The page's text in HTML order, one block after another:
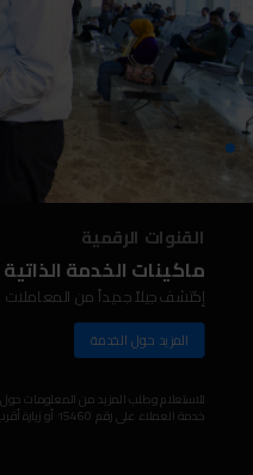
القنوات الرقمية
ماكينات الخدمة الذاتية
إكتشف جيلاً جديداً من المعاملات
المزيد حول الخدمة
للاستعلام وطلب المزيد من المعلومات
خدمة العملاء على رقم 15460 أو زيارة أقرب مركز خدمات لوجيستية